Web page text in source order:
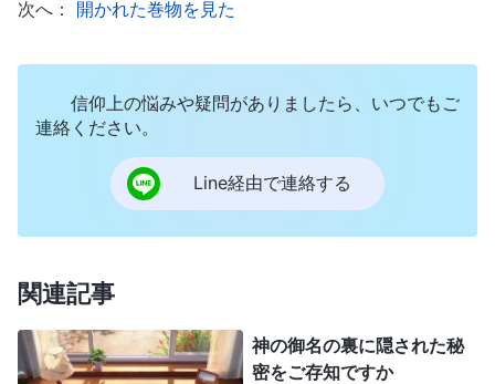
が説く教えとは何だ？ なぜ妻をこれほどまでに引
きつけるのか？ 全能神の言葉を読もうと思った
が、牧師の言葉を思い出して自分をいさめました。
「信仰においては主の道に従うべきだ。道を外れる
のは主への裏切りだ！」と。だから頑なに拒みまし
ある日炭鉱の中にいた時に、雷管がいきなり爆
発して、同僚は失明してしまったのに、近くにいた
私は、まったく無傷でした。恐怖で震えました。同
次へ： 開かれた巻物を見た
信仰上の悩みや疑問がありましたら、いつでもご
連絡ください。
Line経由で連絡する
関連記事
神の御名の裏に隠された秘
密をご存知ですか